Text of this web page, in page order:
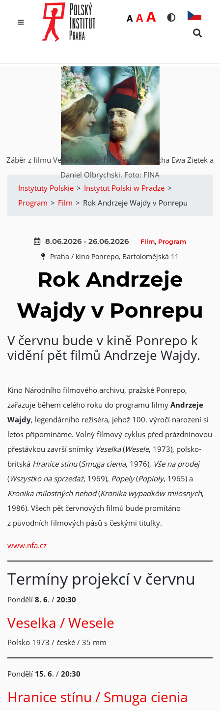
Rozmiar
ADomyślna
AŚrednia
ADużaWersja
Záběr z filmu Veselka. V rolích nevěsty a ženicha Ewa Ziętek a
Daniel Olbrychski. Foto: FINA
Instytuty Polskie > Instytut Polski w Pradze >
Program > Film > Rok Andrzeje Wajdy v Ponrepu
8.06.2026 - 26.06.2026 Film, Program
Praha / kino Ponrepo, Bartolomějská 11
Rok Andrzeje
Wajdy v Ponrepu
V červnu bude v kině Ponrepo k
vidění pět filmů Andrzeje Wajdy.
Kino Národního filmového archivu, pražské Ponrepo,
zařazuje během celého roku do programu filmy Andrzeje
Wajdy, legendárního režiséra, jehož 100. výročí narození si
letos připomínáme. Volný filmový cyklus před prázdninovou
přestávkou završí snímky Veselka(Wesele, 1973), polsko-
britská Hranice stínu(Smuga cienia, 1976), Vše na prodej
(Wszystko na sprzedaż, 1969), Popely(Popioły, 1965) a
Kronika milostných nehod(Kronika wypadków miłosnych,
1986). Všech pět červnových filmů bude promítáno
z původních filmových pásů s českými titulky.
www.nfa.cz
Termíny projekcí v červnu
Pondělí 8. 6. / 20:30
Veselka / Wesele
Polsko 1973 / české / 35 mm
Pondělí 15. 6. / 20:30
Hranice stínu / Smuga cienia